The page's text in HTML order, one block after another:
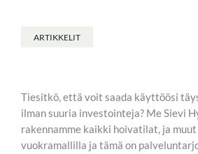
ARTIKKELIT
Tiesitkö, että voit saada käyttöösi
ilman suuria investointeja? Me Sievi
rakennamme kaikki hoivatilat, ja
vuokramallilla ja tämä on